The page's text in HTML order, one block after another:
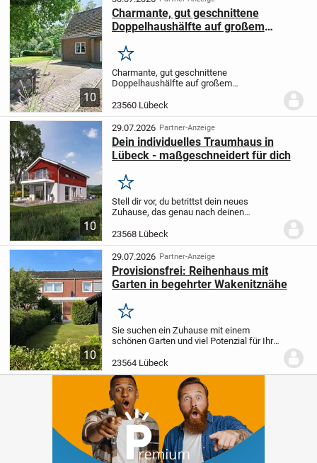
10
Charmante, gut geschnittene
Doppelhaushälfte auf großem
Merken
Charmante, gut geschnittene
Doppelhaushälfte auf großem
ca. 946 m² großen, für Naturliebhaber
angelegten Grundstück befindet sich
diese ca. 102 m² große...
23560 Lübeck
10
29.07.2026 Partner-Anzeige
Dein individuelles Traumhaus in
Lübeck - maßgeschneidert für dich
Merken
Stell dir vor, du betrittst dein neues
Zuhause, das genau nach deinen
wurde. Dieses Fertighaus von LivingHaus
in Lübeck bietet dir mit 107,68 m²
Wohnfläche und 5...
23568 Lübeck
10
29.07.2026 Partner-Anzeige
Provisionsfrei: Reihenhaus mit
Garten in begehrter Wakenitznähe
Merken
Sie suchen ein Zuhause mit einem
schönen Garten und viel Potenzial für Ihre
Mittelreihenhaus genau das Richtige für
Sie sein.Das ca. 92 m² große
Mittelreihenhau...
23564 Lübeck